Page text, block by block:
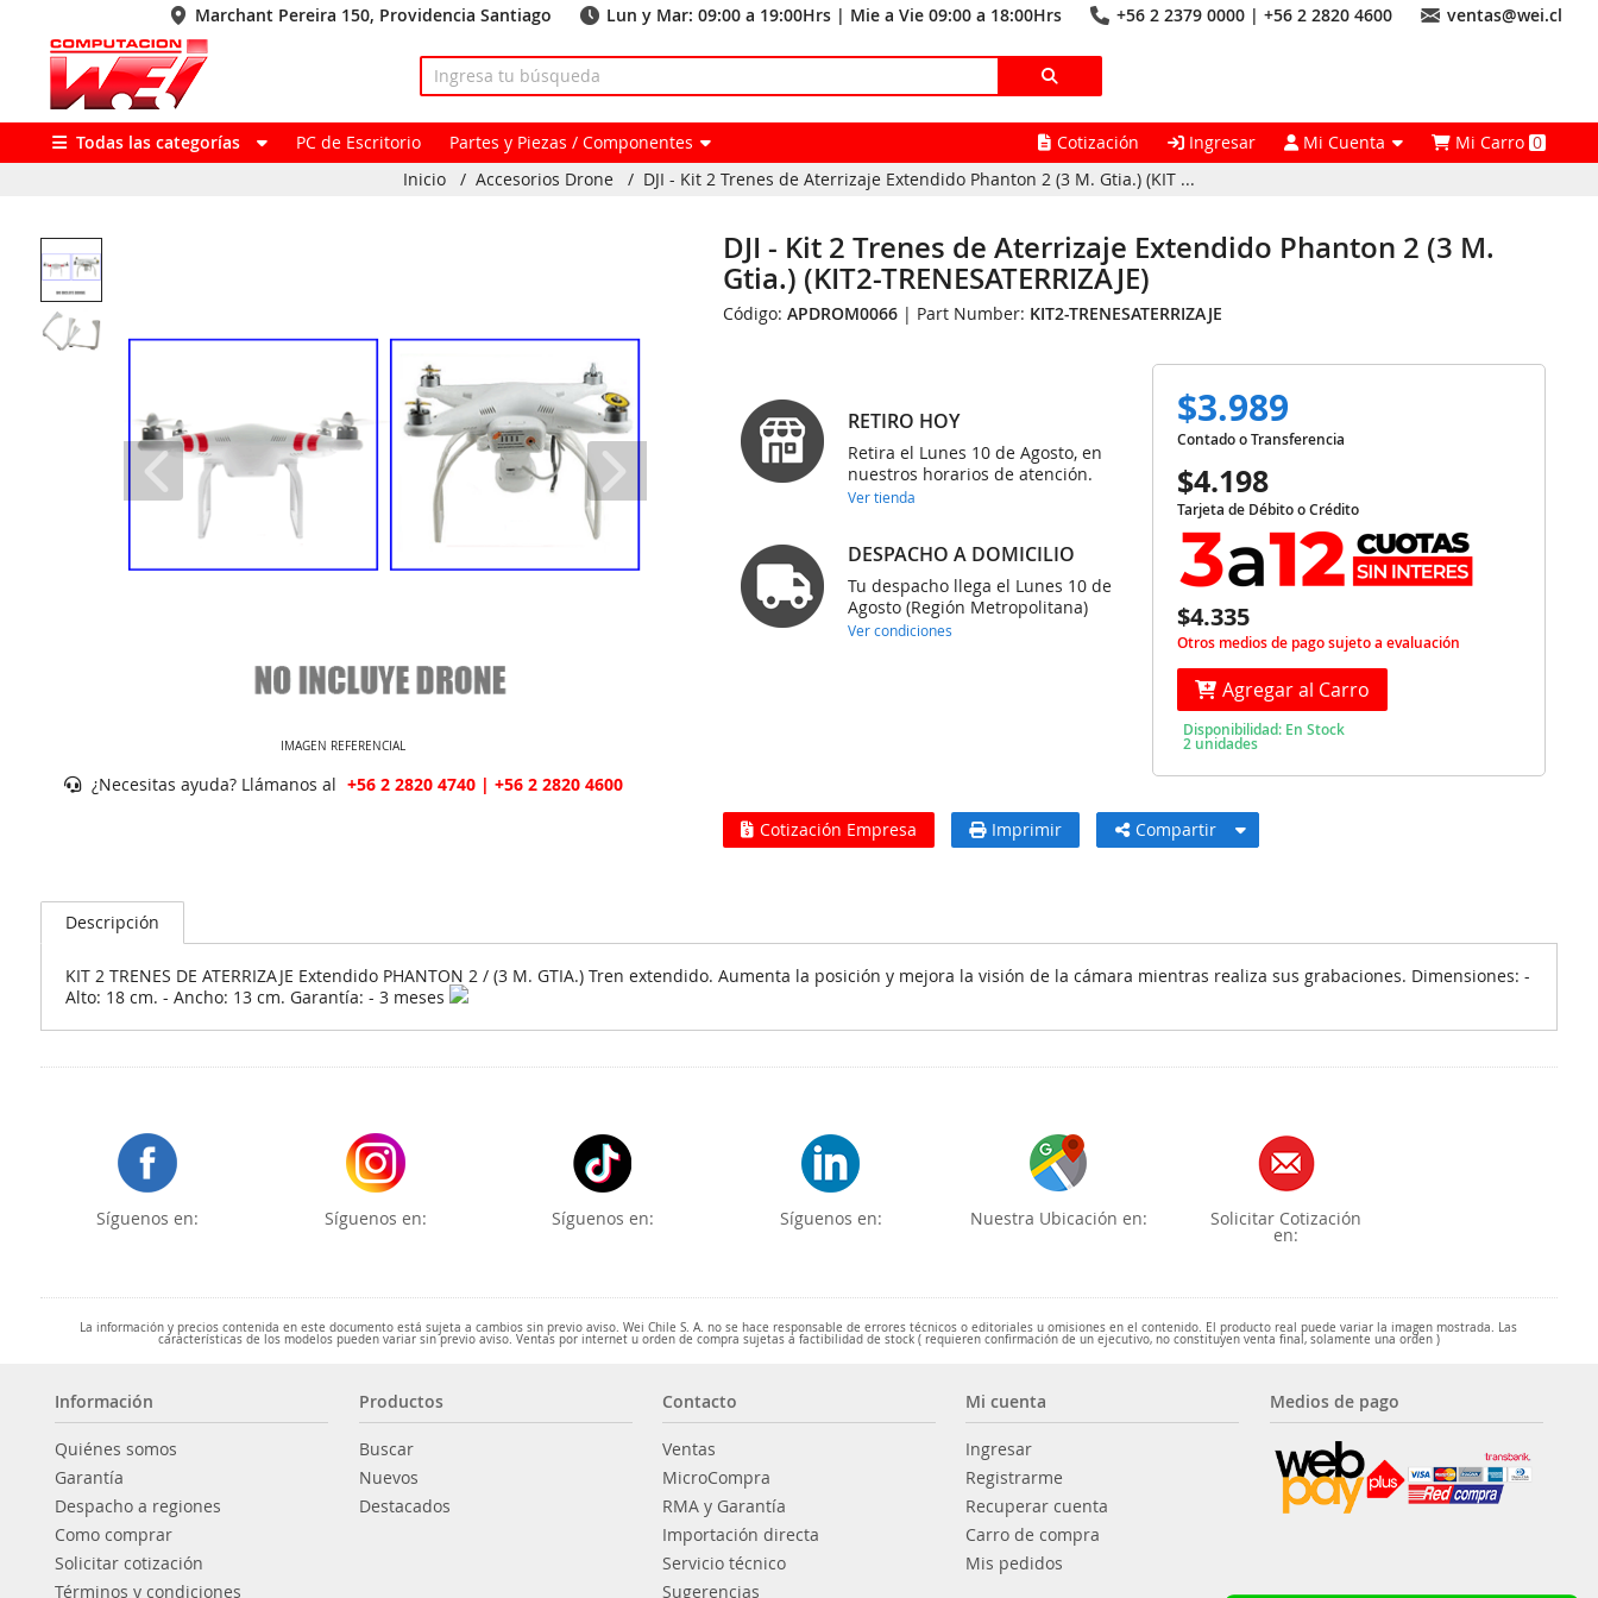
Marchant Pereira 150, Providencia Santiago Lun y Mar: 09:00 a 19:00Hrs | Mie a Vie 09:00 a 18:00Hrs +56 2 2379 0000 | +56 2 2820 4600 ventas@wei.cl
Todas las categorías PC de Escritorio Partes y Piezas / Componentes Cotización Ingresar Mi Cuenta Mi Carro0
Inicio
/ Accesorios Drone / DJI - Kit 2 Trenes de Aterrizaje Extendido Phanton 2 (3 M. Gtia.) (KIT ...
IMAGEN REFERENCIAL
¿Necesitas ayuda? Llámanos al +56 2 2820 4740 | +56 2 2820 4600
DJI - Kit 2 Trenes de Aterrizaje Extendido Phanton 2 (3 M.
Gtia.) (KIT2-TRENESATERRIZAJE)
Código:APDROM0066 | Part Number: KIT2-TRENESATERRIZAJE
RETIRO HOY
Retira el Lunes 10 de Agosto, en
nuestros horarios de atención.
Ver tienda
DESPACHO A DOMICILIO
Tu despacho llega el Lunes 10 de
Agosto (Región Metropolitana)
Ver condiciones
$3.989
Contado o Transferencia
$4.198
Tarjeta de Débito o Crédito
$4.335
Otros medios de pago sujeto a evaluación
Agregar al Carro
Disponibilidad: En Stock
2 unidades
Cotización Empresa Imprimir Compartir
Descripción
KIT 2 TRENES DE ATERRIZAJE Extendido PHANTON 2 / (3 M. GTIA.) Tren extendido. Aumenta la posición y mejora la visión de la cámara mientras realiza sus grabaciones. Dimensiones: -
Alto: 18 cm. - Ancho: 13 cm. Garantía: - 3 meses
Síguenos en: Síguenos en: Síguenos en: Síguenos en: Nuestra Ubicación en: Solicitar Cotización
en:
La información y precios contenida en este documento está sujeta a cambios sin previo aviso. Wei Chile S. A. no se hace responsable de errores técnicos o editoriales u omisiones en el contenido. El producto real puede variar la imagen mostrada. Las
características de los modelos pueden variar sin previo aviso. Ventas por internet u orden de compra sujetas a factibilidad de stock ( requieren confirmación de un ejecutivo, no constituyen venta final, solamente una orden )
Información
Quiénes somos
Garantía
Despacho a regiones
Como comprar
Solicitar cotización
Términos y condiciones
Productos
Buscar
Nuevos
Destacados
Contacto
Ventas
MicroCompra
RMA y Garantía
Importación directa
Servicio técnico
Sugerencias
Mi cuenta
Ingresar
Registrarme
Recuperar cuenta
Carro de compra
Mis pedidos
Medios de pago